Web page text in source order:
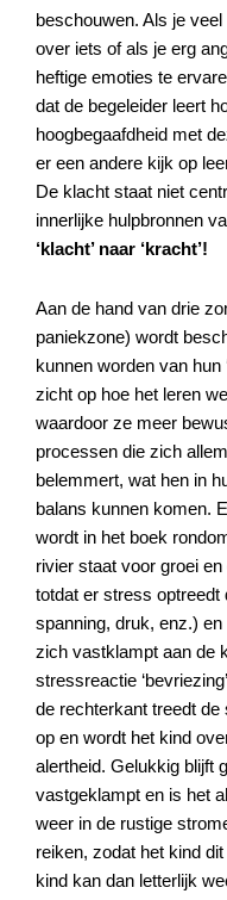
beschouwen. Als je
over iets of als je erg
heftige emoties te
dat de begeleider leert
hoogbegaafdheid met
er een andere kijk op
De klacht staat niet
innerlijke hulpbronnen
‘klacht’ naar ‘kracht’!
Aan de hand van drie
paniekzone) wordt
kunnen worden van hun
zicht op hoe het leren
waardoor ze meer
processen die zich
belemmert, wat hen in
balans kunnen komen.
wordt in het boek
rivier staat voor groei
totdat er stress optreedt
spanning, druk, enz.)
zich vastklampt aan de
stressreactie
de rechterkant treedt de
op en wordt het kind
alertheid. Gelukkig blijft
vastgeklampt en is het
weer in de rustige
reiken, zodat het kind
kind kan dan letterlijk